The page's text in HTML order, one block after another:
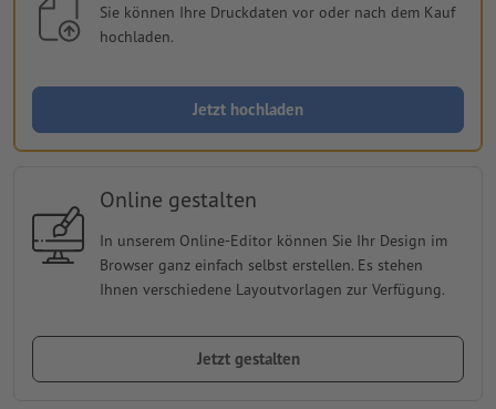
Sie können Ihre Druckdaten vor oder nach dem Kauf
hochladen.
Jetzt hochladen
Online gestalten
In unserem Online-Editor können Sie Ihr Design im
Browser ganz einfach selbst erstellen. Es stehen
Ihnen verschiedene Layoutvorlagen zur Verfügung.
Jetzt gestalten